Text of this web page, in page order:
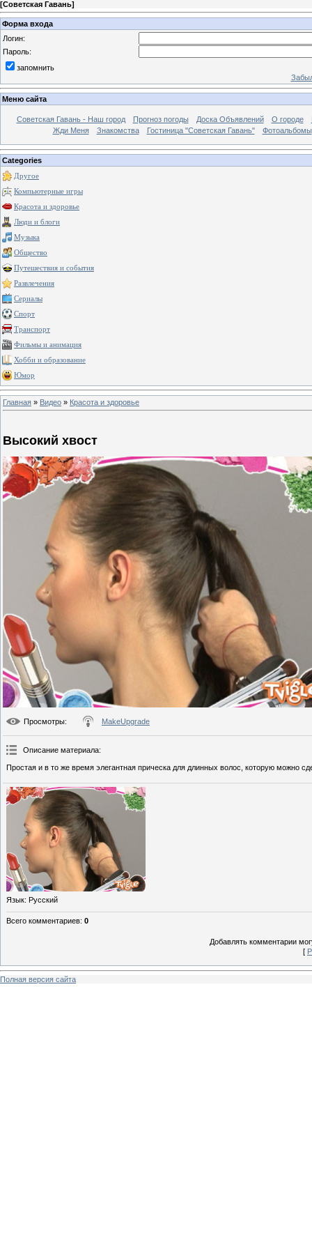
[Советская Гавань]
Форма входа
Логин:
Пароль:
запомнить
Меню сайта
Советская Гавань - Наш город Прогноз погоды Доска Объявлений О городе
Жди Меня
Знакомства Гостиница "Советская Гавань" Фотоальбомы
Categories
Другое
Компьютерные игры
Красота и здоровье
Люди и блоги
Музыка
Общество
Путешествия и события
Развлечения
Сериалы
Спорт
Транспорт
Фильмы и анимация
Хобби и образование
Юмор
Главная » Видео » Красота и здоровье
Высокий хвост
Просмотры: MakeUpgrade
Описание материала:
Простая и в то же время элегантная прическа для длинных волос, которую можно
Язык: Русский
Всего комментариев: 0
Добавлять комментарии
[
Полная версия сайта